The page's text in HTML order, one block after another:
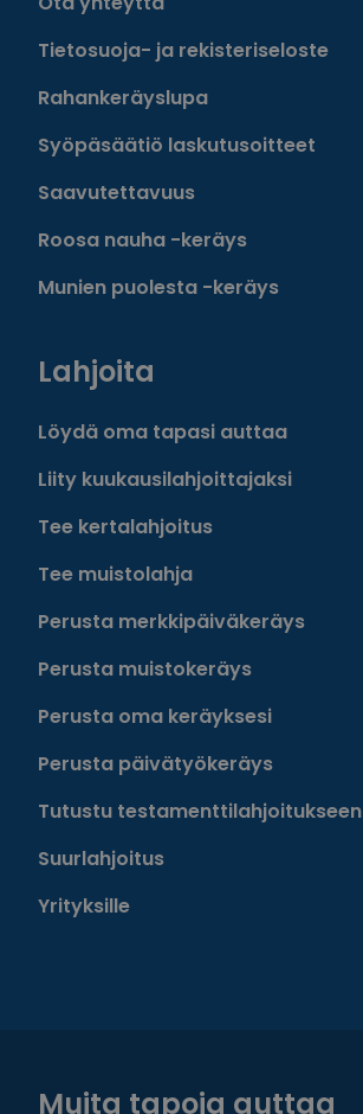
Tietosuoja- ja rekisteriseloste
Rahankeräyslupa
Syöpäsäätiö laskutusoitteet
Saavutettavuus
Roosa nauha -keräys
Munien puolesta -keräys
Lahjoita
Löydä oma tapasi auttaa
Liity kuukausilahjoittajaksi
Tee kertalahjoitus
Tee muistolahja
Perusta merkkipäiväkeräys
Perusta muistokeräys
Perusta oma keräyksesi
Perusta päivätyökeräys
Tutustu testamenttilahjoitukseen
Suurlahjoitus
Yrityksille
Muita tapoja auttaa